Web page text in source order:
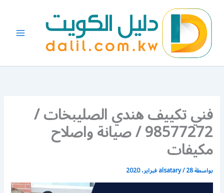
المحتوى
فني تكييف هندي الصليبخات /
98577272 / صيانة واصلاح
مكيفات
بواسطة alsatary/28 فبراير، 2020